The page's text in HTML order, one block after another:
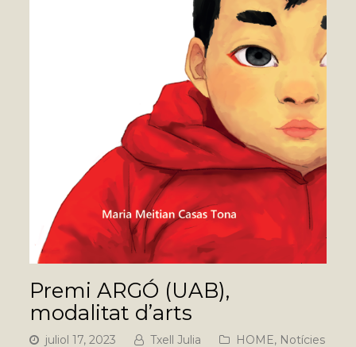
Premi ARGÓ (UAB),
modalitat d’arts
juliol 17, 2023 Txell Julia HOME, Notícies